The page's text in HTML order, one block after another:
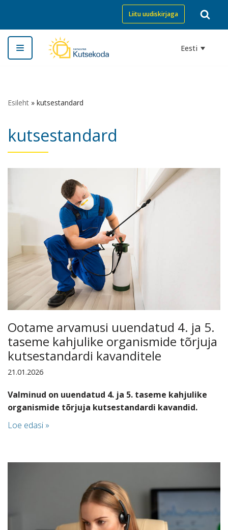
Skip
to
content
Liitu uudiskirjaga
Eesti
Esileht » kutsestandard
kutsestandard
Ootame arvamusi uuendatud 4. ja 5.
taseme kahjulike organismide tõrjuja
kutsestandardi kavanditele
21.01.2026
Valminud on uuendatud 4. ja 5. taseme kahjulike
organismide tõrjuja kutsestandardi kavandid.
Loe edasi »